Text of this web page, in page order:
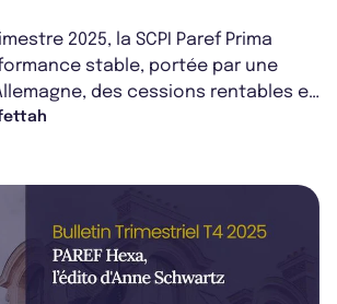
2025, la SCPI Paref Prima
stable, portée par une
des cessions rentables et
importante...